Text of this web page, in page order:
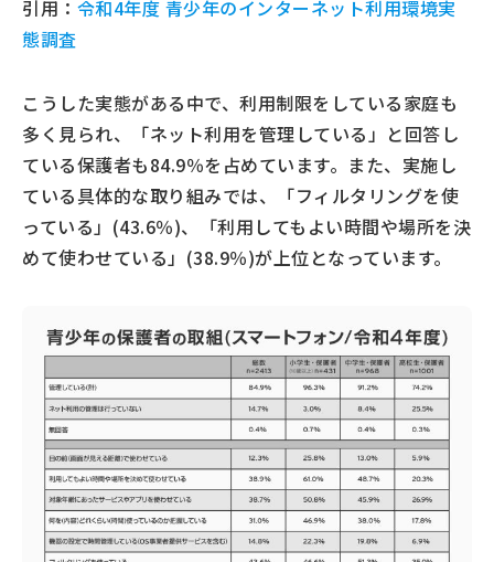
引用： 令和4年度 青少年のインターネット利用環境実
態調査
こうした実態がある中で、利用制限をしている家庭も
多く見られ、「ネット利用を管理している」と回答し
ている保護者も84.9％を占めています。また、実施し
ている具体的な取り組みでは、「フィルタリングを使
っている」(43.6％)、「利用してもよい時間や場所を決
めて使わせている」(38.9％)が上位となっています。